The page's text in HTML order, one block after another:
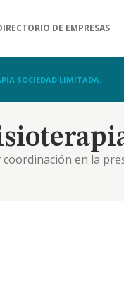
DE EMPRESAS
SOCIEDAD LIMITADA.
coordinación en la
readaptación